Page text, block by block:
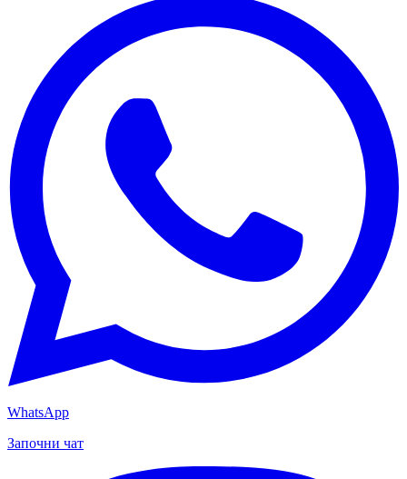
WhatsApp
Започни чат